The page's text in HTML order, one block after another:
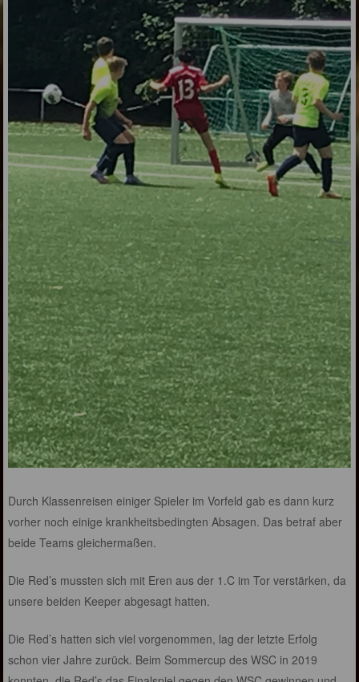
Durch Klassenreisen einiger Spieler im Vorfeld gab es dann kurz
vorher noch einige krankheitsbedingten Absagen. Das betraf aber
beide Teams gleichermaßen.
Die Red’s mussten sich mit Eren aus der 1.C im Tor verstärken, da
unsere beiden Keeper abgesagt hatten.
Die Red’s hatten sich viel vorgenommen, lag der letzte Erfolg
schon vier Jahre zurück. Beim Sommercup des WSC in 2019